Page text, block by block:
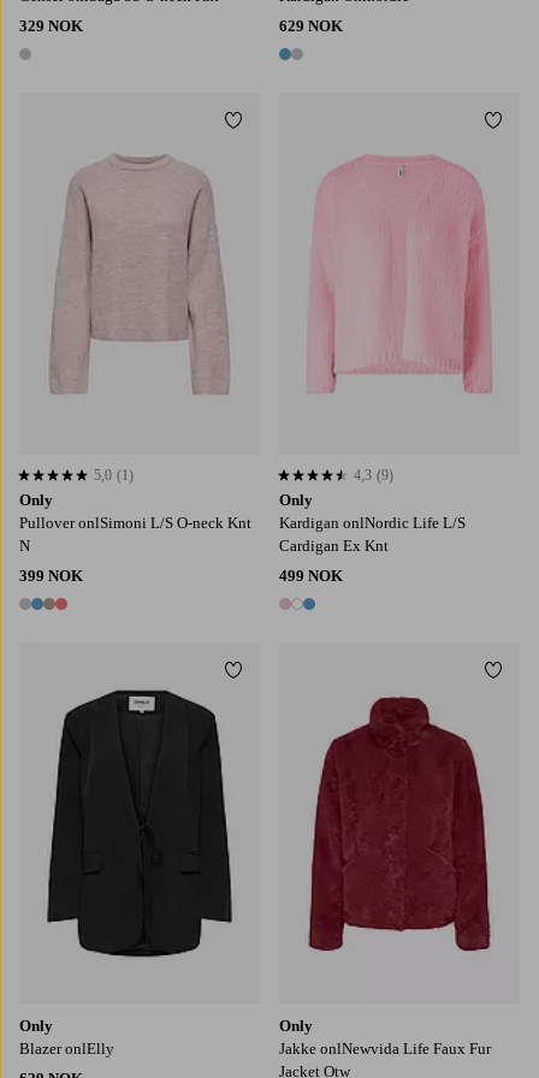
329 NOK
1 farge
629 NOK
2 farger
Only
Pullover onlSimoni L/S O-neck Knt
N
399 NOK
4 farger
5,0 basert på 1 karaktergivninger
5,0 (1)
Legg til favoritter
XL
Only
Kardigan onlNordic Life L/S
Cardigan Ex Knt
499 NOK
3 farger
4,3 basert på 9 karaktergivninger
4,3 (9)
XL
Only
Blazer onlElly
Legg til favoritter
38/40
Only
Jakke onlNewvida Life Faux Fur
Jacket Otw